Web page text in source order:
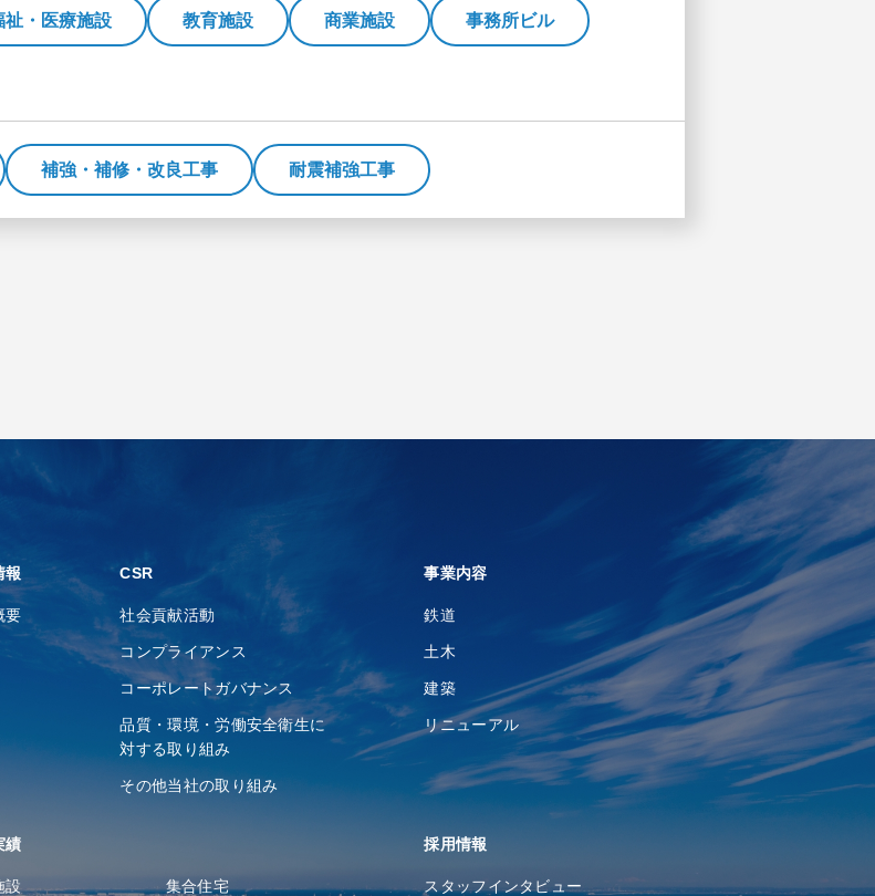
祉・医療施設 教育施設 商業施設 事務所ビル
補強・補修・改良工事 耐震補強工事
報
要
CSR
社会貢献活動
コンプライアンス
コーポレートガバナンス
品質・環境・労働安全衛⽣に
対する取り組み
その他当社の取り組み
事業内容
鉄道
土木
建築
リニューアル
績
設 集合住宅
採⽤情報
スタッフインタビュー